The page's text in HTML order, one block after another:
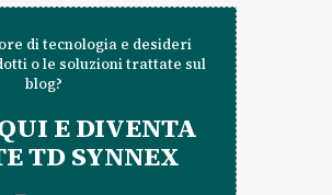
di tecnologia e desideri
o le soluzioni trattate sul
blog?
E DIVENTA
TD SYNNEX